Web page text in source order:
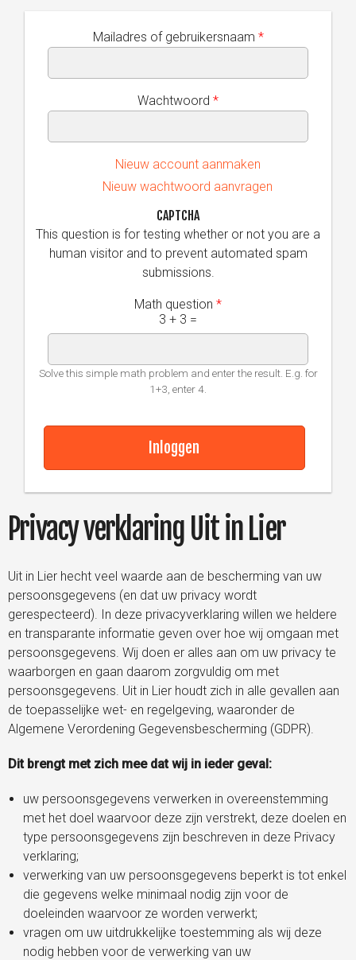
Mailadres of gebruikersnaam *
Wachtwoord *
Nieuw account aanmaken
Nieuw wachtwoord aanvragen
CAPTCHA
This question is for testing whether or not you are a
human visitor and to prevent automated spam
submissions.
Math question *
3 + 3 =
Solve this simple math problem and enter the result. E.g. for
1+3, enter 4.
Privacy verklaring Uit in Lier
Uit in Lier hecht veel waarde aan de bescherming van uw
persoonsgegevens (en dat uw privacy wordt
gerespecteerd). In deze privacyverklaring willen we heldere
en transparante informatie geven over hoe wij omgaan met
persoonsgegevens. Wij doen er alles aan om uw privacy te
waarborgen en gaan daarom zorgvuldig om met
persoonsgegevens. Uit in Lier houdt zich in alle gevallen aan
de toepasselijke wet- en regelgeving, waaronder de
Algemene Verordening Gegevensbescherming (GDPR).
Dit brengt met zich mee dat wij in ieder geval:
uw persoonsgegevens verwerken in overeenstemming
met het doel waarvoor deze zijn verstrekt, deze doelen en
type persoonsgegevens zijn beschreven in deze Privacy
verklaring;
verwerking van uw persoonsgegevens beperkt is tot enkel
die gegevens welke minimaal nodig zijn voor de
doeleinden waarvoor ze worden verwerkt;
vragen om uw uitdrukkelijke toestemming als wij deze
nodig hebben voor de verwerking van uw